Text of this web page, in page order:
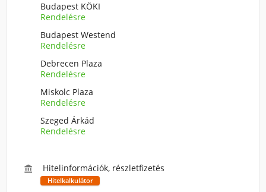
Budapest KÖKI
Rendelésre
Budapest Westend
Rendelésre
Debrecen Plaza
Rendelésre
Miskolc Plaza
Rendelésre
Szeged Árkád
Rendelésre
 Hitelinformációk, részletfizetés
Hitelkalkulátor